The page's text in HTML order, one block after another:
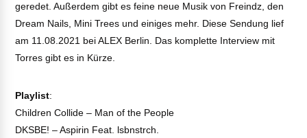
geredet. Außerdem gibt es feine neue Musik von Freindz, den
Dream Nails, Mini Trees und einiges mehr. Diese Sendung lief
am 11.08.2021 bei ALEX Berlin. Das komplette Interview mit
Torres gibt es in Kürze.
Playlist:
Children Collide – Man of the People
DKSBE! – Aspirin Feat. lsbnstrch.